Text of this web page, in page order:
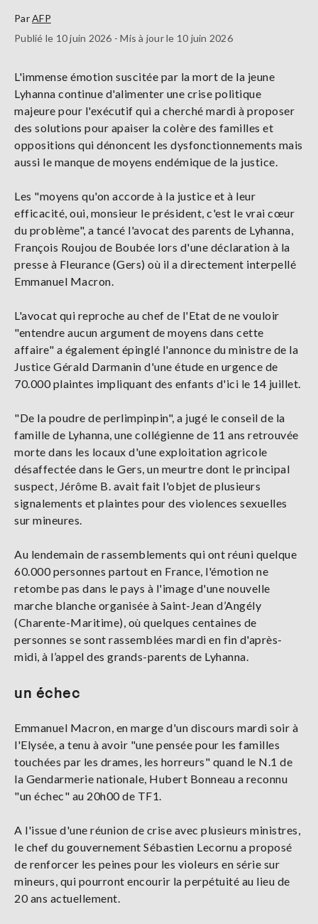
ParAFP
Publié le 10 juin 2026 - Mis à jour le 10 juin 2026
L'immense émotion suscitée par la mort de la jeune
Lyhanna continue d'alimenter une crise politique
majeure pour l'exécutif qui a cherché mardi à proposer
des solutions pour apaiser la colère des familles et
oppositions qui dénoncent les dysfonctionnements mais
aussi le manque de moyens endémique de la justice.
Les "moyens qu'on accorde à la justice et à leur
efficacité, oui, monsieur le président, c'est le vrai cœur
du problème", a tancé l'avocat des parents de Lyhanna,
François Roujou de Boubée lors d'une déclaration à la
presse à Fleurance (Gers) où il a directement interpellé
Emmanuel Macron.
L'avocat qui reproche au chef de l'Etat de ne vouloir
"entendre aucun argument de moyens dans cette
affaire" a également épinglé l'annonce du ministre de la
Justice Gérald Darmanin d'une étude en urgence de
70.000 plaintes impliquant des enfants d'ici le 14 juillet.
"De la poudre de perlimpinpin", a jugé le conseil de la
famille de Lyhanna, une collégienne de 11 ans retrouvée
morte dans les locaux d'une exploitation agricole
désaffectée dans le Gers, un meurtre dont le principal
suspect, Jérôme B. avait fait l'objet de plusieurs
signalements et plaintes pour des violences sexuelles
sur mineures.
Au lendemain de rassemblements qui ont réuni quelque
60.000 personnes partout en France, l'émotion ne
retombe pas dans le pays à l'image d'une nouvelle
marche blanche organisée à Saint-Jean d’Angély
(Charente-Maritime), où quelques centaines de
personnes se sont rassemblées mardi en fin d'après-
midi, à l’appel des grands-parents de Lyhanna.
un échec
Emmanuel Macron, en marge d'un discours mardi soir à
l'Elysée, a tenu à avoir "une pensée pour les familles
touchées par les drames, les horreurs" quand le N.1 de
la Gendarmerie nationale, Hubert Bonneau a reconnu
"un échec" au 20h00 de TF1.
A l'issue d'une réunion de crise avec plusieurs ministres,
le chef du gouvernement Sébastien Lecornu a proposé
de renforcer les peines pour les violeurs en série sur
mineurs, qui pourront encourir la perpétuité au lieu de
20 ans actuellement.